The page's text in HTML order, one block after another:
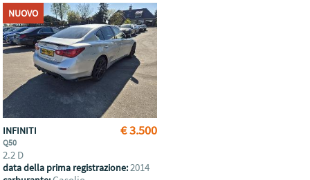
NUOVO
€ 3.500
INFINITI
Q50
2.2 D
data della prima registrazione:2014